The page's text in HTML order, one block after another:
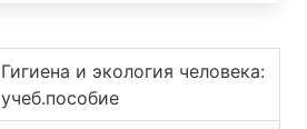
Гигиена и экология человека:
учеб.пособие